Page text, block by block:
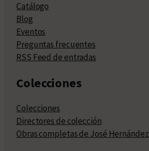
Catálogo
Blog
Eventos
Preguntas frecuentes
RSS Feed de entradas
Colecciones
Colecciones
Directores de colección
Obras completas de José Hernández